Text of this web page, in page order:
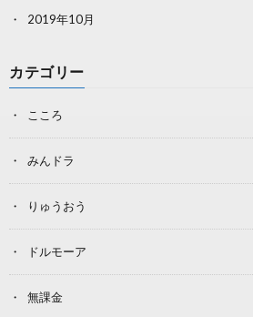
2019年10月
カテゴリー
こころ
みんドラ
りゅうおう
ドルモーア
無課金